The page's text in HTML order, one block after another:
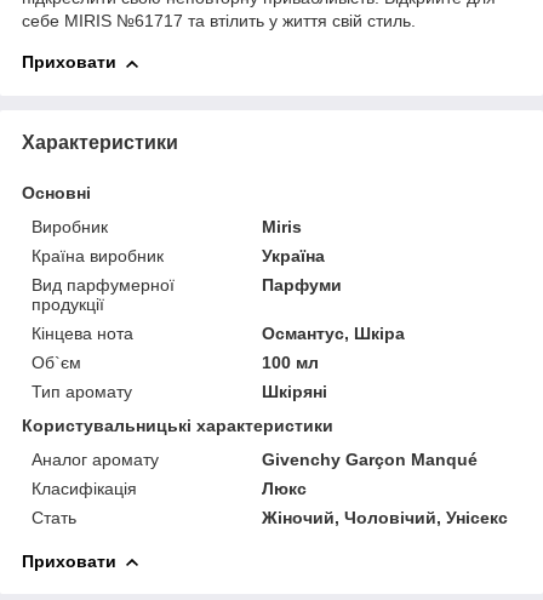
себе MIRIS №61717 та втілить у життя свій стиль.
Приховати
Характеристики
Основні
Виробник
Miris
Країна виробник
Україна
Вид парфумерної
продукції
Парфуми
Кінцева нота
Османтус, Шкіра
Об`єм
100 мл
Тип аромату
Шкіряні
Користувальницькі характеристики
Аналог аромату
Givenchy Garçon Manqué
Класифікація
Люкс
Стать
Жіночий, Чоловічий, Унісекс
Приховати